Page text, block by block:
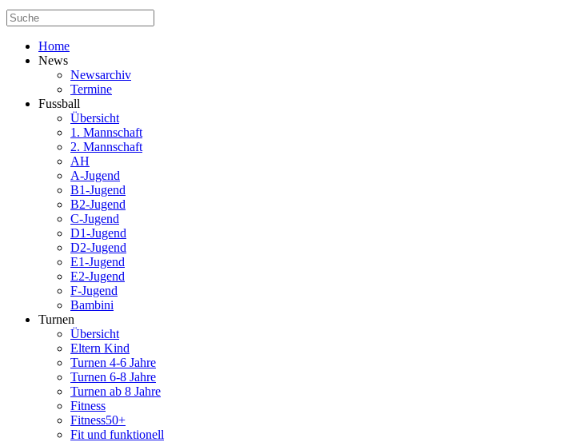
Home
News
Newsarchiv
Termine
Fussball
Übersicht
1. Mannschaft
2. Mannschaft
AH
A-Jugend
B1-Jugend
B2-Jugend
C-Jugend
D1-Jugend
D2-Jugend
E1-Jugend
E2-Jugend
F-Jugend
Bambini
Turnen
Übersicht
Eltern Kind
Turnen 4-6 Jahre
Turnen 6-8 Jahre
Turnen ab 8 Jahre
Fitness
Fitness50+
Fit und funktionell